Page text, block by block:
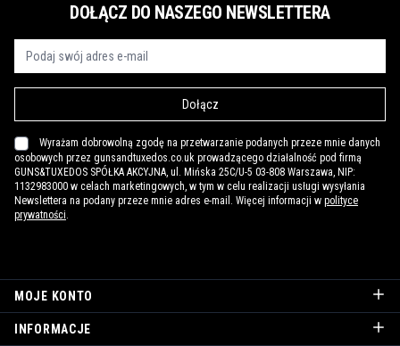
DOŁĄCZ DO NASZEGO NEWSLETTERA
Dołącz
Wyrażam dobrowolną zgodę na przetwarzanie podanych przeze mnie danych
osobowych przez gunsandtuxedos.co.uk prowadzącego działalność pod firmą
GUNS&TUXEDOS SPÓŁKA AKCYJNA, ul. Mińska 25C/U-5 03-808 Warszawa, NIP:
1132983000 w celach marketingowych, w tym w celu realizacji usługi wysyłania
Newslettera na podany przeze mnie adres e-mail. Więcej informacji w polityce
prywatności
MOJE KONTO
INFORMACJE